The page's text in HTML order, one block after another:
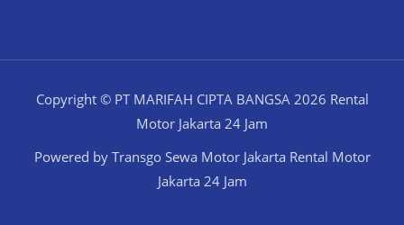
Copyright © PT MARIFAH CIPTA BANGSA 2026 Rental
Motor Jakarta 24 Jam
Powered by Transgo Sewa Motor Jakarta Rental Motor
Jakarta 24 Jam